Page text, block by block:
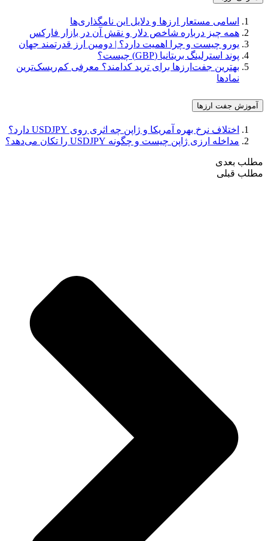
اسامی مستعار ارزها و دلایل این نامگذاری‌ها
همه چیز درباره شاخص دلار و نقش آن در بازار فارکس
یورو چیست و چرا اهمیت دارد؟ | دومین ارز قدرتمند جهان
پوند استرلینگ بریتانیا (GBP) چیست؟
بهترین جفت‌ارزها برای ترید کدامند؟ معرفی کم‌ریسک‌ترین
نمادها
آموزش جفت ارزها
اختلاف نرخ بهره آمریکا و ژاپن چه اثری روی USDJPY دارد؟
مداخله ارزی ژاپن چیست و چگونه USDJPY را تکان می‌دهد؟
مطلب بعدی
مطلب قبلی